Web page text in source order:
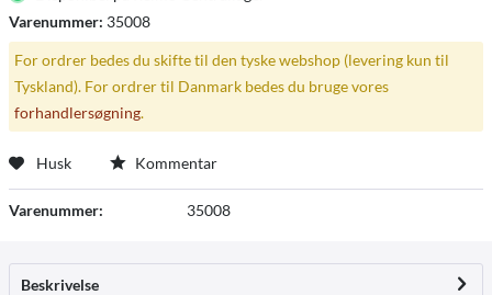
Varenummer: 35008
For ordrer bedes du skifte til den tyske webshop (levering kun til
Tyskland). For ordrer til Danmark bedes du bruge vores
forhandlersøgning.
Husk Kommentar
Varenummer: 35008
Beskrivelse